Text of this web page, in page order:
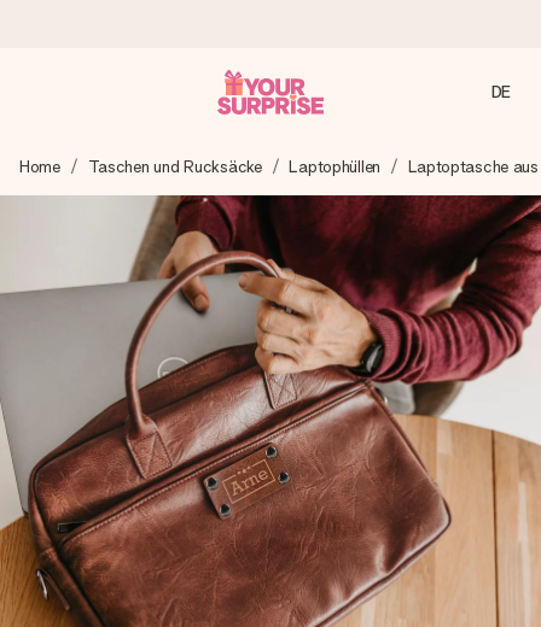
Wir bereiten dein Geschenk sorgfältig vor und schicken es
blitzschnell – damit du es genau zum richtigen Zeitpunkt
überreichen kannst, wenn es am meisten zählt.
4,7 (basierend auf +15.000 Bewertungen)
Unsere Geschenke begeistern. Kunden bewerten uns mit
4,7 bei Google Reviews (Gesamtergebnis aller Länder, in
die wir versenden).
Mit Liebe gemacht, im Handumdrehen
Erstelle etwas Einzigartiges in wenigen Schritten – mit
ihrem Namen, deinem Foto oder einer Nachricht von
Herzen. Kein Stress, nur pure Liebe für den perfekten
Moment.
DE
Home Taschen und Rucksäcke Laptophüllen Laptoptasche aus